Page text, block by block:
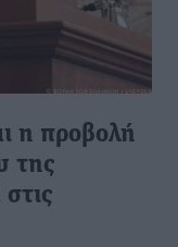
η προβολή
της